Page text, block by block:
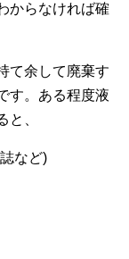
からなければ確
て余して廃棄す
す。ある程度液
と、
など)